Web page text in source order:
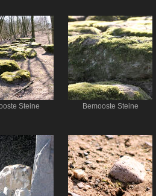
Steine Bemooste Steine